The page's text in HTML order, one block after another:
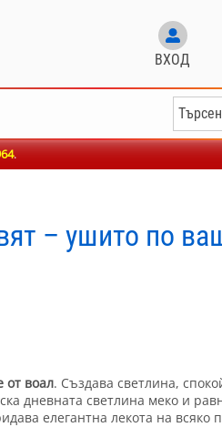
ВХОД
.
– ушито по
от воал. Създава светлина,
дневната светлина меко и
елегантна лекота на всяко